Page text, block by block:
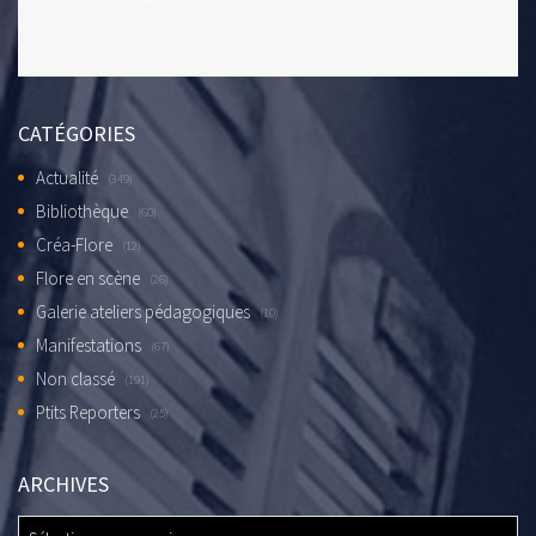
CATÉGORIES
Actualité (349)
Bibliothèque (60)
Créa-Flore (12)
Flore en scène (26)
Galerie ateliers pédagogiques (10)
Manifestations (67)
Non classé (191)
Ptits Reporters (25)
ARCHIVES